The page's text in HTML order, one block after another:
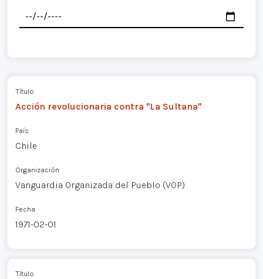
Título
Acción revolucionaria contra "La Sultana"
País
Chile
Organización
Vanguardia Organizada del Pueblo (VOP)
Fecha
1971-02-01
Título